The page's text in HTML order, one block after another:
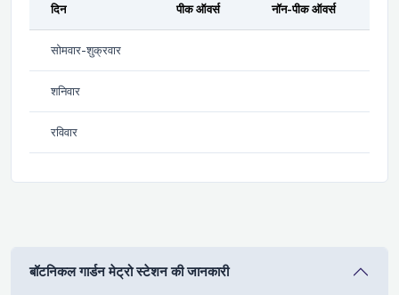
दिन पीक ऑवर्स नॉन-पीक ऑवर्स
सोमवार-शुक्रवार
शनिवार
रविवार
बॉटनिकल गार्डन मेट्रो स्टेशन की जानकारी